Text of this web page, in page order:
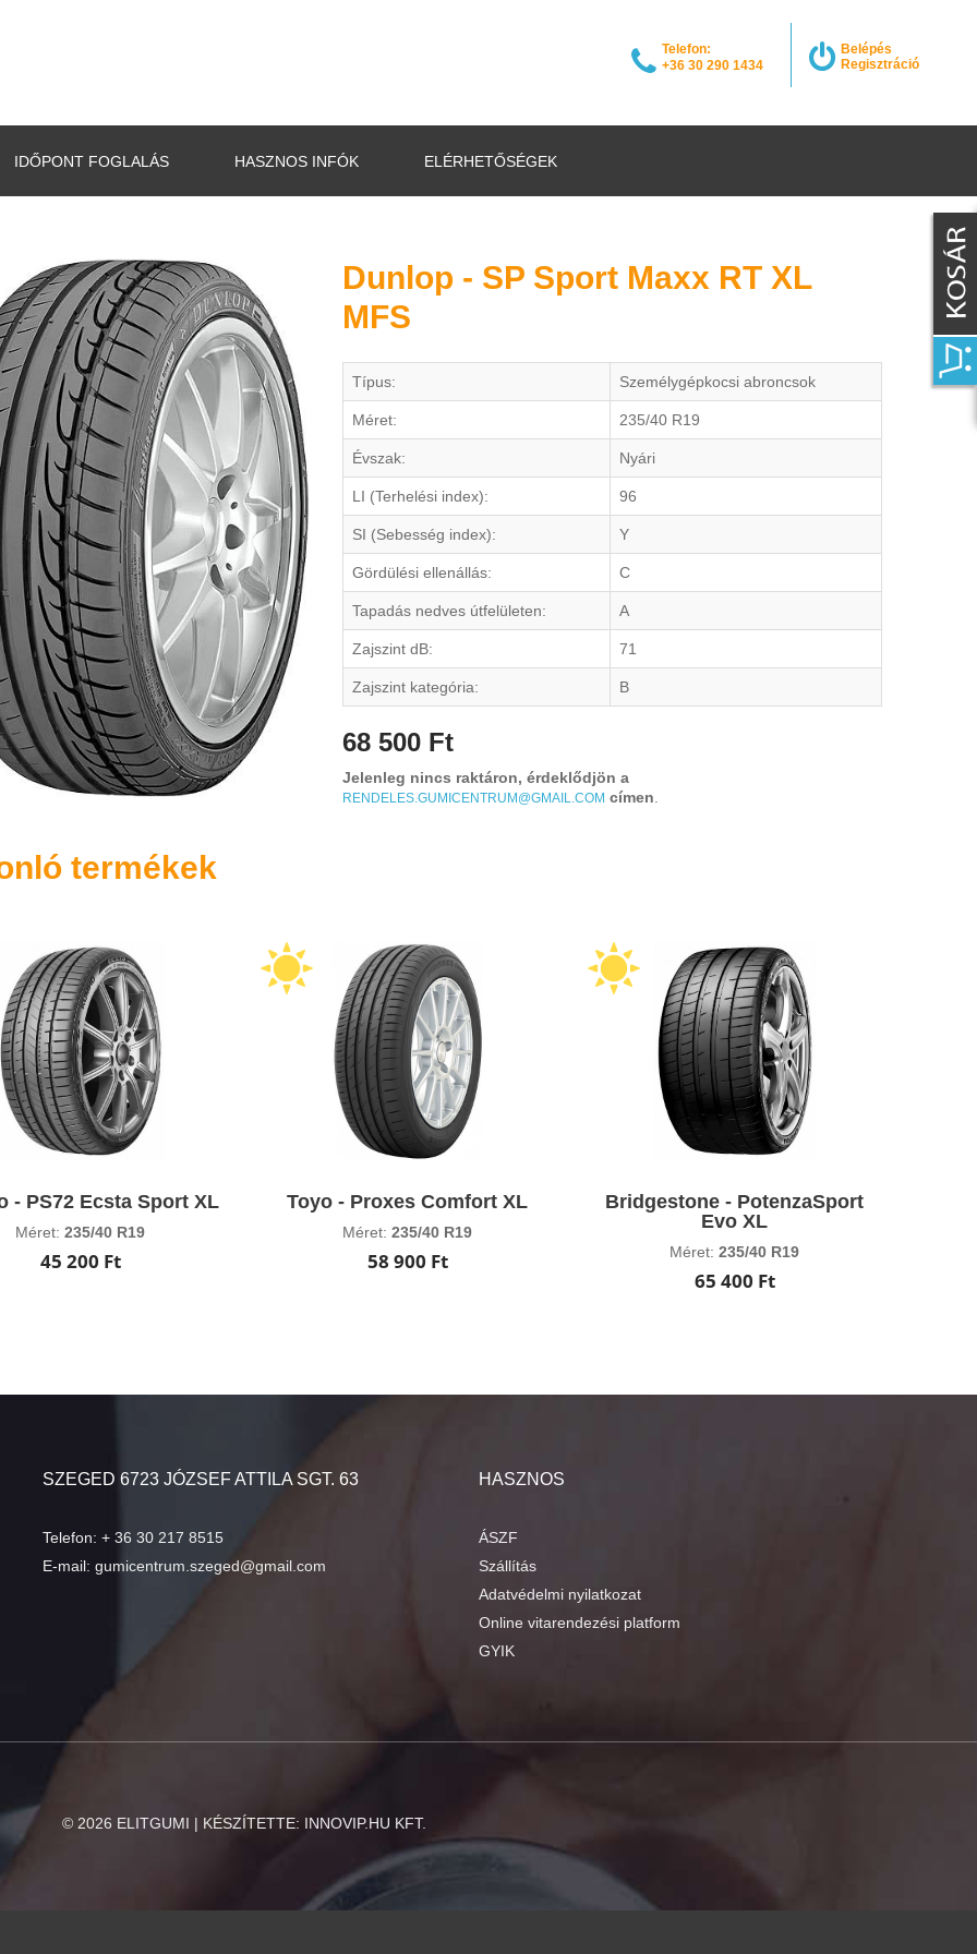
Belépés
Regisztráció
Telefon:
+36 30 290 1434
IDŐPONT FOGLALÁS HASZNOS INFÓK ELÉRHETŐSÉGEK
Dunlop - SP Sport Maxx RT XL
MFS
Típus: Személygépkocsi abroncsok
Méret: 235/40 R19
Évszak: Nyári
LI (Terhelési index): 96
SI (Sebesség index): Y
Gördülési ellenállás: C
Tapadás nedves útfelületen: A
Zajszint dB: 71
Zajszint kategória: B
68 500 Ft
Jelenleg nincs raktáron, érdeklődjön a
RENDELES.GUMICENTRUM@GMAIL.COM címen
termékek
- PS72 Ecsta Sport XL
Méret:235/40 R19
45 200 Ft
Toyo - Proxes Comfort XL
Méret:235/40 R19
58 900 Ft
Bridgestone - PotenzaSport
Evo XL
Méret:235/40 R19
65 400 Ft
SZEGED 6723 JÓZSEF ATTILA SGT. 63
Telefon: + 36 30 217 8515
E-mail: gumicentrum.szeged@gmail.com
HASZNOS
ÁSZF
Szállítás
Adatvédelmi nyilatkozat
Online vitarendezési platform
GYIK
© 2026 ELITGUMI | KÉSZÍTETTE: INNOVIP.HU KFT.